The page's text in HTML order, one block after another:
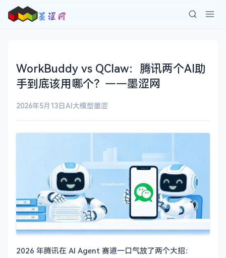
WorkBuddy vs QClaw：腾讯两个AI助
手到底该用哪个？——墨涩网
2026年5月13日AI大模型墨涩
2026 年腾讯在 AI Agent 赛道一口气放了两个大招：